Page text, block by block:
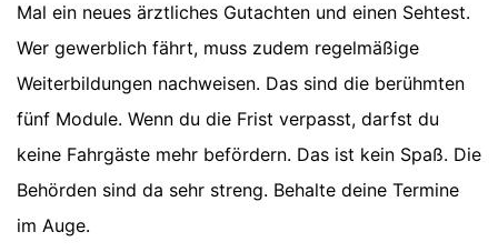
Mal ein neues ärztliches Gutachten und einen Sehtest.
Wer gewerblich fährt, muss zudem regelmäßige
Weiterbildungen nachweisen. Das sind die berühmten
fünf Module. Wenn du die Frist verpasst, darfst du
keine Fahrgäste mehr befördern. Das ist kein Spaß. Die
Behörden sind da sehr streng. Behalte deine Termine
im Auge.